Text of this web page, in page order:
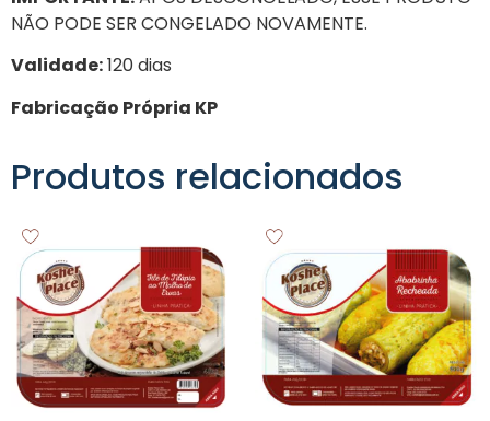
NÃO PODE SER CONGELADO NOVAMENTE.
Validade:120 dias
Fabricação Própria KP
Produtos relacionados